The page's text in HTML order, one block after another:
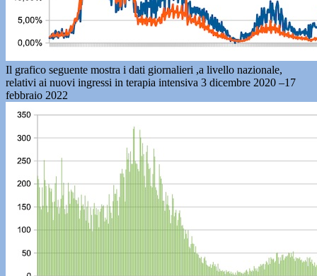
Il grafico seguente mostra i dati giornalieri ,a livello nazionale,
relativi ai nuovi ingressi in terapia intensiva 3 dicembre 2020 –17
febbraio 2022